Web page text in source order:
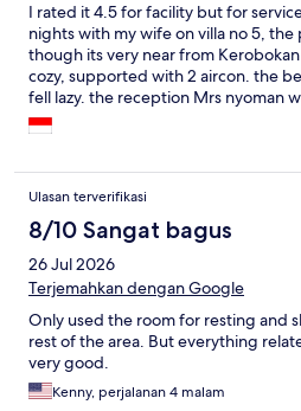
I rated it 4.5 for facility but for
nights with my wife on villa no 5, the
though its very near from
cozy, supported with 2 aircon. the
fell lazy. the reception Mrs nyoman
helped me to rent motorbike and
choose american, indonesian and
cafe nearby also fastfood like
connection i test with speedtest.net
also have ipod docking speaker at
bluetooth pairing sound it would be
bathroom i found little yellow stain
shower drain hole and bathtub hole.
paint on door pool.
Ulasan terverifikasi
8/10 Sangat bagus
26 Jul 2026
Terjemahkan dengan Google
Only used the room for resting and
rest of the area. But everything
very good.
Kenny, perjalanan 4 malam